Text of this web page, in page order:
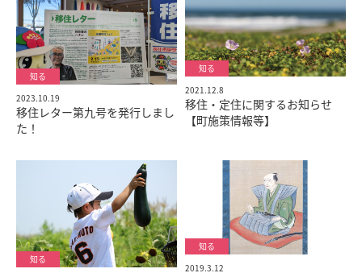
2023.10.19
移住レター第九号を発行しまし
た！
2021.12.8
移住・定住に関するお知らせ
【町施策情報等】
2019.3.12